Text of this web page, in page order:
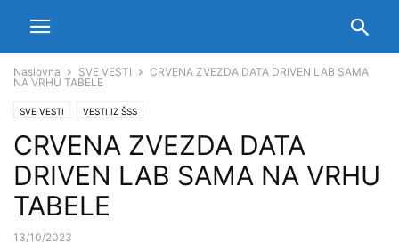
Naslovna SVE VESTI
CRVENA ZVEZDA DATA DRIVEN LAB SAMA
NA VRHU TABELE
SVE VESTI VESTI IZ ŠSS
CRVENA ZVEZDA DATA
DRIVEN LAB SAMA NA VRHU
TABELE
13/10/2023